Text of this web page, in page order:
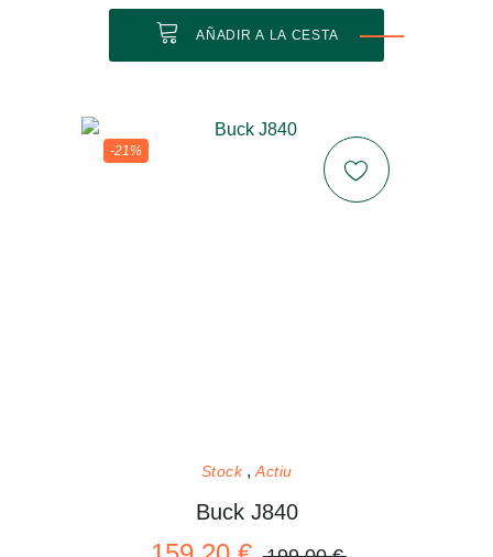
AÑADIR A LA CESTA
-21%
Stock Actiu
Buck J840